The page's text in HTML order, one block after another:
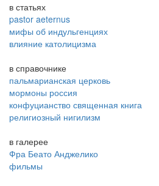
в статьях
pastor aeternus
мифы об индульгенциях
влияние католицизма
в справочнике
пальмарианская церковь
мормоны россия
конфуцианство священная книга
религиозный нигилизм
в галерее
Фра Беато Анджелико
фильмы